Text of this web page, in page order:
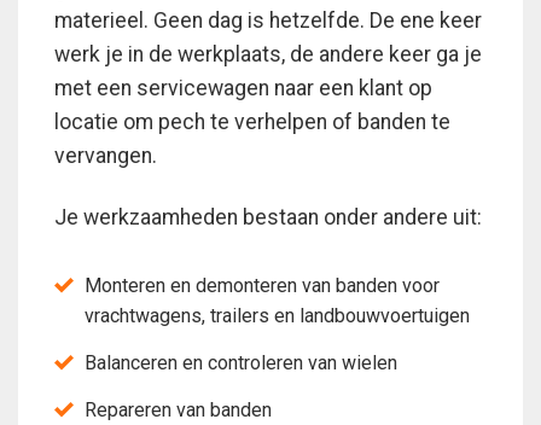
materieel. Geen dag is hetzelfde. De ene keer
werk je in de werkplaats, de andere keer ga je
met een servicewagen naar een klant op
locatie om pech te verhelpen of banden te
vervangen.
Je werkzaamheden bestaan onder andere uit:
Monteren en demonteren van banden voor
vrachtwagens, trailers en landbouwvoertuigen
Balanceren en controleren van wielen
Repareren van banden